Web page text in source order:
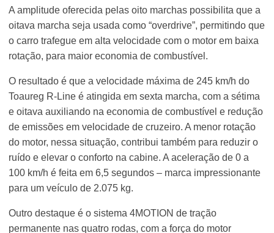
A amplitude oferecida pelas oito marchas possibilita que a
oitava marcha seja usada como “overdrive”, permitindo que
o carro trafegue em alta velocidade com o motor em baixa
rotação, para maior economia de combustível.
O resultado é que a velocidade máxima de 245 km/h do
Toaureg R-Line é atingida em sexta marcha, com a sétima
e oitava auxiliando na economia de combustível e redução
de emissões em velocidade de cruzeiro. A menor rotação
do motor, nessa situação, contribui também para reduzir o
ruído e elevar o conforto na cabine. A aceleração de 0 a
100 km/h é feita em 6,5 segundos – marca impressionante
para um veículo de 2.075 kg.
Outro destaque é o sistema 4MOTION de tração
permanente nas quatro rodas, com a força do motor